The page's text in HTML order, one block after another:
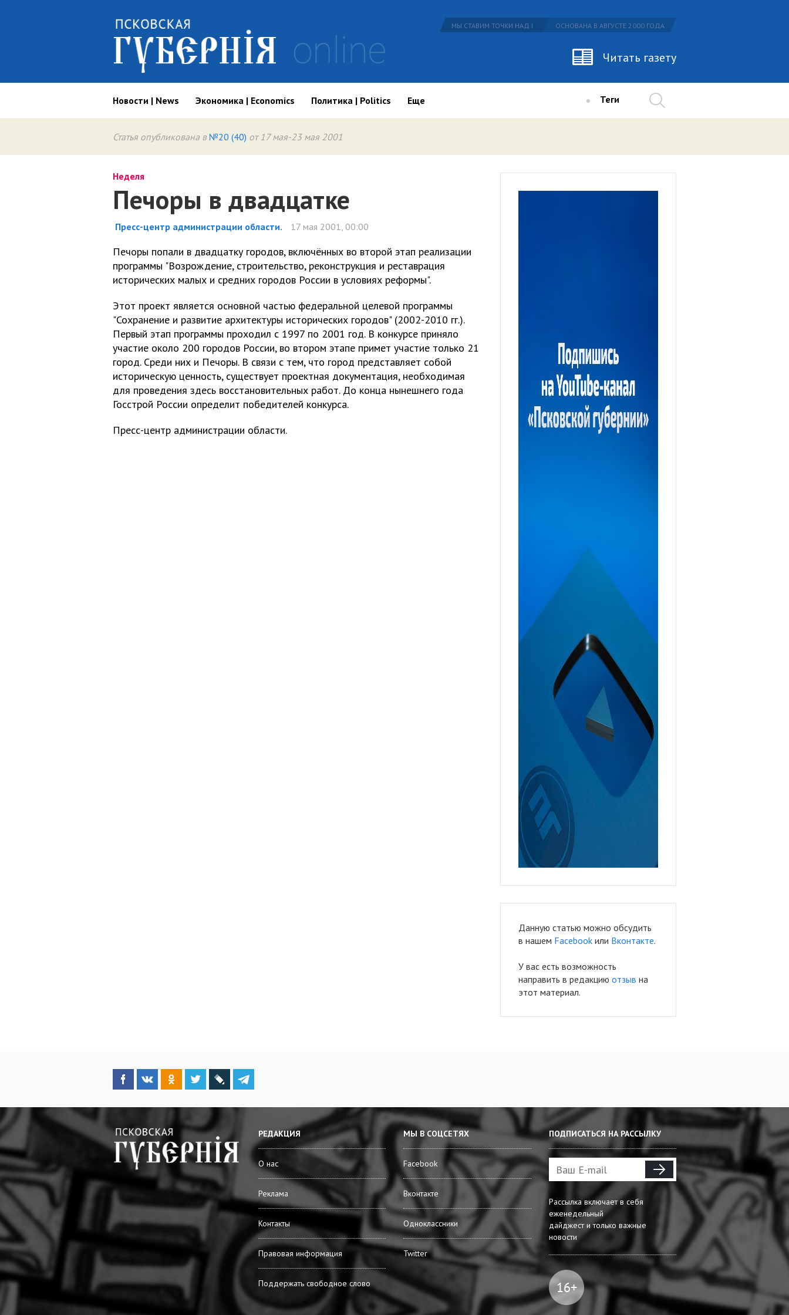
МЫ СТАВИМ ТОЧКИ НАД I ОСНОВАНА В АВГУСТЕ 2000 ГОДА
Читать газету
Новости | News Экономика | Economics Политика | Politics Еще Теги
Статья опубликована в №20 (40) от 17 мая-23 мая 2001
Неделя
Печоры в двадцатке
Пресс-центр администрации области. 17 мая 2001, 00:00
Печоры попали в двадцатку городов, включённых во второй этап реализации
программы "Возрождение, строительство, реконструкция и реставрация
исторических малых и средних городов России в условиях реформы".
Этот проект является основной частью федеральной целевой программы
"Сохранение и развитие архитектуры исторических городов" (2002-2010 гг.).
Первый этап программы проходил с 1997 по 2001 год. В конкурсе приняло
участие около 200 городов России, во втором этапе примет участие только 21
город. Среди них и Печоры. В связи с тем, что город представляет собой
историческую ценность, существует проектная документация, необходимая
для проведения здесь восстановительных работ. До конца нынешнего года
Госстрой России определит победителей конкурса.
Пресс-центр администрации области.
Данную статью можно обсудить
в нашем Facebook или Вконтакте.
У вас есть возможность
направить в редакцию отзыв на
этот материал.
РЕДАКЦИЯ
О нас
Реклама
Контакты
Правовая информация
Поддержать свободное слово
МЫ В СОЦСЕТЯХ
Facebook
Вконтакте
Одноклассники
Twitter
ПОДПИСАТЬСЯ НА РАССЫЛКУ
Рассылка включает в себя
еженедельный
дайджест и только важные
новости